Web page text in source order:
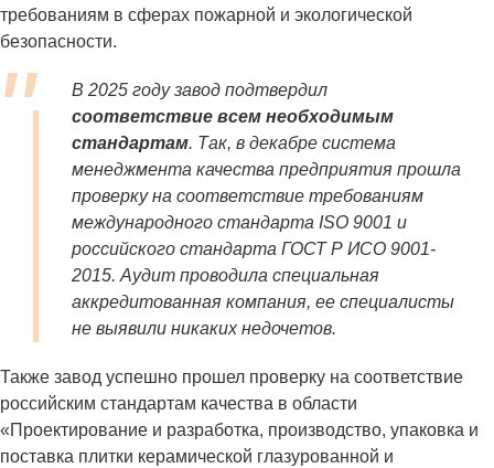
требованиям в сферах пожарной и экологической
безопасности.
В 2025 году завод подтвердил
соответствие всем необходимым
стандартам. Так, в декабре система
менеджмента качества предприятия прошла
проверку на соответствие требованиям
международного стандарта ISO 9001 и
российского стандарта ГОСТ Р ИСО 9001-
2015. Аудит проводила специальная
аккредитованная компания, ее специалисты
не выявили никаких недочетов.
Также завод успешно прошел проверку на соответствие
российским стандартам качества в области
«Проектирование и разработка, производство, упаковка и
поставка плитки керамической глазурованной и